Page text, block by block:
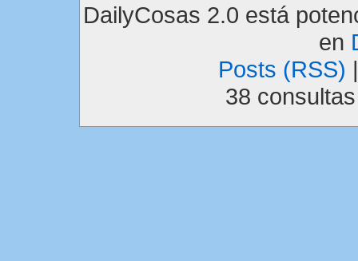
DailyCosas 2.0 está
en
Posts (RSS)
38